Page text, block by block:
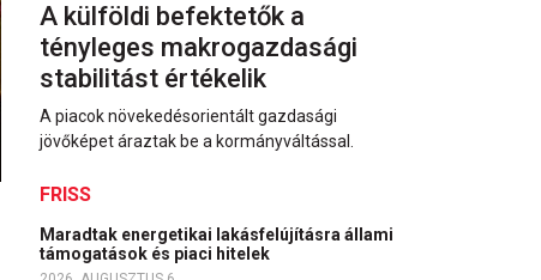
A külföldi befektetők a
tényleges makrogazdasági
stabilitást értékelik
A piacok növekedésorientált gazdasági
jövőképet áraztak be a kormányváltással.
FRISS
Maradtak energetikai lakásfelújításra állami
támogatások és piaci hitelek